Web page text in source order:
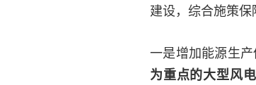
建设，综合施策保
一是增加能源生产
为重点的大型风